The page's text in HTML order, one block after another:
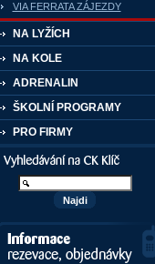
VIA FERRATA ZÁJEZDY
NA LYŽÍCH
NA KOLE
ADRENALIN
ŠKOLNÍ PROGRAMY
PRO FIRMY
Vyhledávání kurzů a akcí
Informace, rezervace,
objedávky